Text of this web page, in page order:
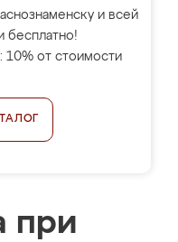
и всей
бесплатно!
от стоимости
при